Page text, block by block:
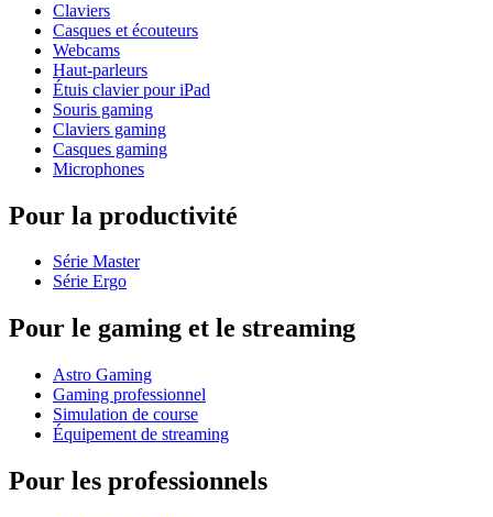
Claviers
Casques et écouteurs
Webcams
Haut-parleurs
Étuis clavier pour iPad
Souris gaming
Claviers gaming
Casques gaming
Microphones
Pour la productivité
Série Master
Série Ergo
Pour le gaming et le streaming
Astro Gaming
Gaming professionnel
Simulation de course
Équipement de streaming
Pour les professionnels